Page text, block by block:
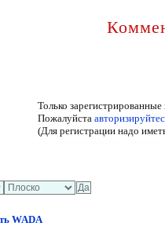
Только
Пожалуйста
(Для регистрации надо
WADA